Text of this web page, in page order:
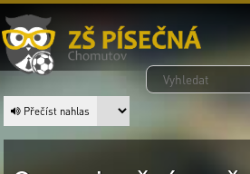
Přečíst nahlas